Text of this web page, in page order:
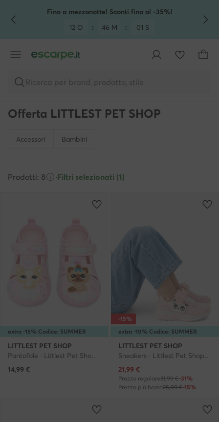
VAI AL CONTENUTO PRINCIPALE
VAI ALLA RICERCAFino a mezzanotte! Sconti fino al -35%!
12 O
: 46 M : 01 S
Ricerca per brand, prodotto, stile
Offerta LITTLEST PET SHOP
Accessori Bambini
Prodotti: 8 ·Filtri selezionati (1)
extra -15% Codice: SUMMER
LITTLEST PET SHOP
Pantofole · Littlest Pet Shop · Rosa
14,99 €
extra -10% Codice: SUMMER
-15%
LITTLEST PET SHOP
Sneakers · Littlest Pet Shop · Rosa
Prezzo attuale
21,99 €
Prezzo regolare31,99 €-31%
Prezzo più basso25,99 €-15%